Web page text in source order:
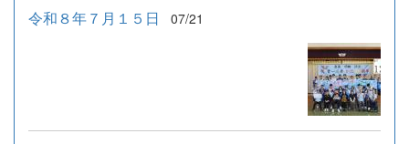
令和８年７月１５日 07/21